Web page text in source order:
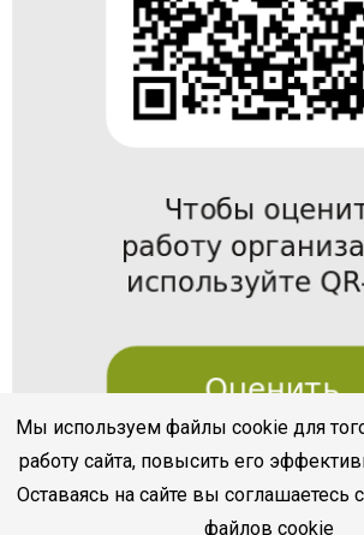
Мы используем файлы cookie для
работу сайта, повысить его
Оставаясь на сайте вы соглашаетесь
файлов cookie